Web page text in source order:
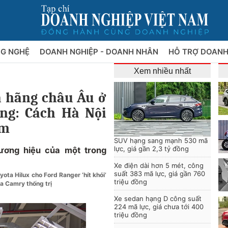
NGHỆ DOANH NGHIỆP - DOANH NHÂN HỖ TRỢ
châu Âu ở
Cách Hà Nội
hiệu của một trong
Hilux cho Ford Ranger ‘hít khói’
Camry thống trị
Xem nhiều nhất
SUV hạng sang mạnh 530 mã
lực, giá gần 2,3 tỷ đồng
Xe điện dài hơn 5 mét, công
suất 383 mã lực, giá gần 760
triệu đồng
Xe sedan hạng D công suất
224 mã lực, giá chưa tới 400
triệu đồng